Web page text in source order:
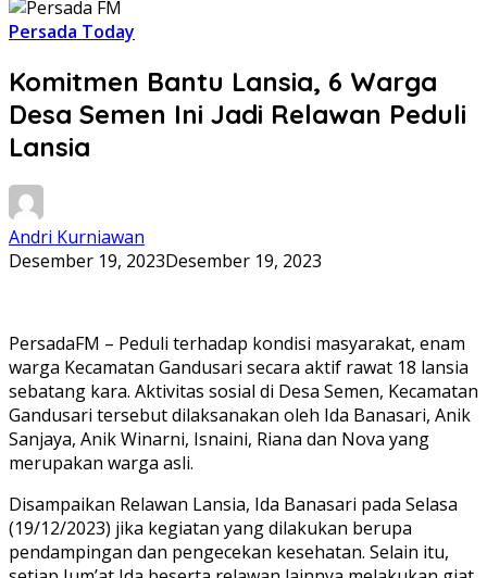
Persada Today
Komitmen Bantu Lansia, 6 Warga
Desa Semen Ini Jadi Relawan Peduli
Lansia
Andri Kurniawan
Desember 19, 2023Desember 19, 2023
PersadaFM – Peduli terhadap kondisi masyarakat, enam
warga Kecamatan Gandusari secara aktif rawat 18 lansia
sebatang kara. Aktivitas sosial di Desa Semen, Kecamatan
Gandusari tersebut dilaksanakan oleh Ida Banasari, Anik
Sanjaya, Anik Winarni, Isnaini, Riana dan Nova yang
merupakan warga asli.
Disampaikan Relawan Lansia, Ida Banasari pada Selasa
(19/12/2023) jika kegiatan yang dilakukan berupa
pendampingan dan pengecekan kesehatan. Selain itu,